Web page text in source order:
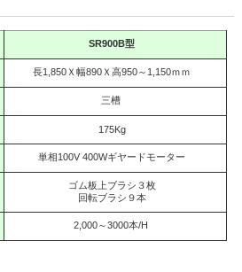
SR900B型
長1,850Ｘ幅890Ｘ高950～1,150ｍｍ
三槽
175Kg
単相100V 400Wギヤードモーター
ゴム板上ブラシ３枚
回転ブラシ９本
2,000～3000本/H